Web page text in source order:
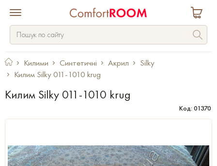
Килими Синтетичні Акрил
Silky
Килим Silky 011-1010 krug
Килим Silky 011-1010 krug
Код: 01370